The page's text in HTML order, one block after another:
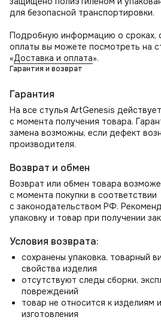
красоты и современности в
на кухню и дополнением к
для кафе и ресторанов.
отдыха с помощью стула в гостиную.
просмотра новостей или
туалетного столика. Прекрасно
прихожую как элемент декора и
В комнате школьника или
атмосферу для учебы и занятий,
В офисе отлично смотрится как
для безопасной транспортировки.
Подробную информацию о сроках,
оплаты вы можете посмотреть на
«Доставка и оплата».
Гарантия и возврат
Гарантия
На все стулья ArtGenesis
с момента получения товара.
замена возможны, если дефект
производителя.
Возврат и обмен
Возврат или обмен товара
с момента покупки в соответствии
с законодательством РФ.
упаковку и товар при получении
Условия возврата:
сохранены упаковка, товарный
свойства изделия
отсутствуют следы сборки,
повреждений
товар не относится к изделиям
изготовления